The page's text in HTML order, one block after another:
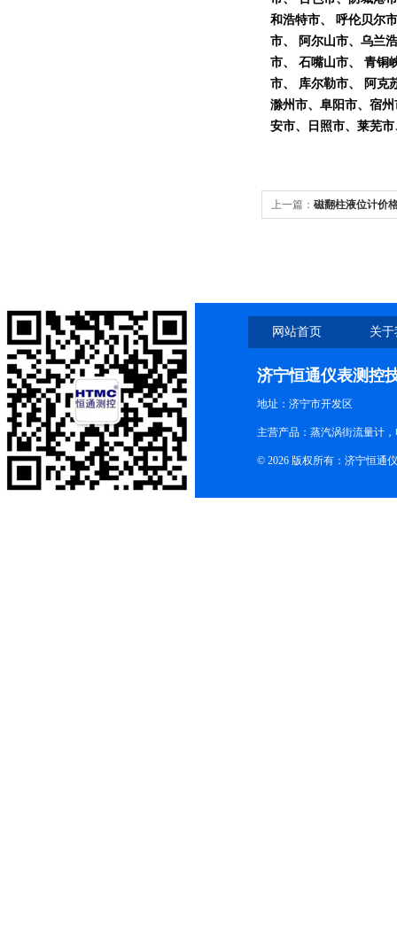
和浩特市、 呼伦贝尔
市、 阿尔山市、乌兰
市、 石嘴山市、 青铜
市、 库尔勒市、 阿克
滁州市、阜阳市、宿
安市、日照市、莱芜
上一篇： 磁翻柱液位计价
网站首页 关
济宁恒通仪表测控
地址：济宁市开发区
主营产品：蒸汽涡街流量计
© 2026 版权所有：济宁恒通